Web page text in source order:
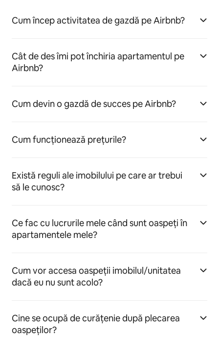
Cum încep activitatea de gazdă pe Airbnb?
Cât de des îmi pot închiria apartamentul pe
Airbnb?
Cum devin o gazdă de succes pe Airbnb?
Cum funcționează prețurile?
Există reguli ale imobilului pe care ar trebui
să le cunosc?
Ce fac cu lucrurile mele când sunt oaspeți în
apartamentele mele?
Cum vor accesa oaspeții imobilul/unitatea
dacă eu nu sunt acolo?
Cine se ocupă de curățenie după plecarea
oaspeților?